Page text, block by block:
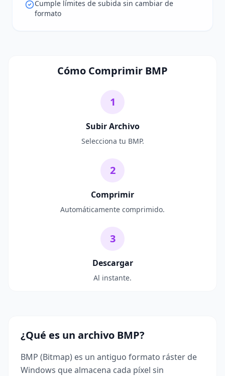
Cumple límites de subida sin cambiar de
formato
Cómo Comprimir BMP
1
Subir Archivo
Selecciona tu BMP.
2
Comprimir
Automáticamente comprimido.
3
Descargar
Al instante.
¿Qué es un archivo BMP?
BMP (Bitmap) es un antiguo formato ráster de
Windows que almacena cada píxel sin